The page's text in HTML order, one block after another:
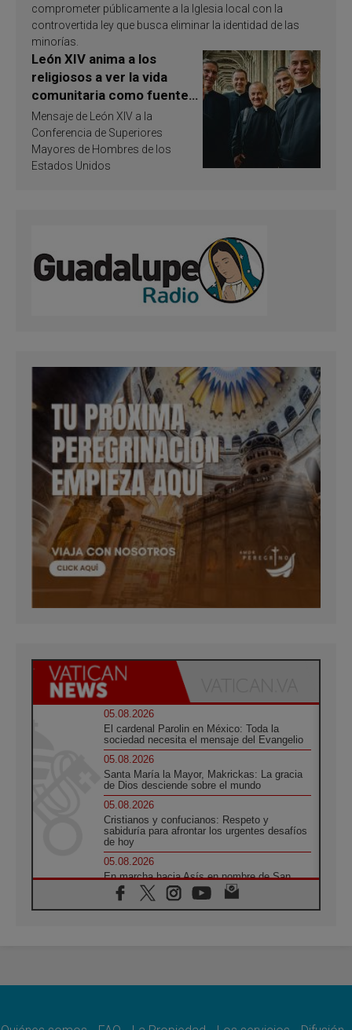
comprometer públicamente a la Iglesia local con la
controvertida ley que busca eliminar la identidad de las
minorías.
León XIV anima a los
religiosos a ver la vida
comunitaria como fuente
de inspiración y
santificación
Mensaje de León XIV a la
Conferencia de Superiores
Mayores de Hombres de los
Estados Unidos
05.08.2026
El cardenal Parolin en México: Toda la
sociedad necesita el mensaje del Evangelio
05.08.2026
Santa María la Mayor, Makrickas: La gracia
de Dios desciende sobre el mundo
05.08.2026
Cristianos y confucianos: Respeto y
sabiduría para afrontar los urgentes desafíos
de hoy
05.08.2026
En marcha hacia Asís en nombre de San
Francisco, a la espera de León
05.08.2026
quienes bendicen la guerra